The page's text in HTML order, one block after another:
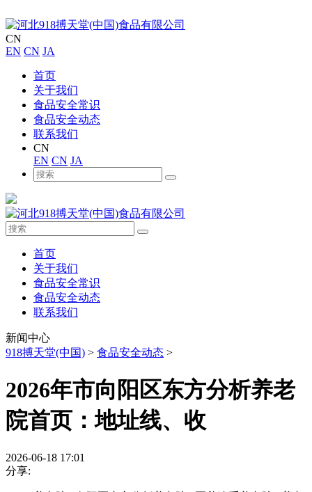
CN
EN CN JA
首页
关于我们
食品安全常识
食品安全动态
联系我们
CN
EN CN JA
首页
关于我们
食品安全常识
食品安全动态
联系我们
新闻中心
918搏天堂(中国) > 食品安全动态 >
2026年市向阳区东方分析养老
院首页：地址线、收
2026-06-18 17:01
分享: